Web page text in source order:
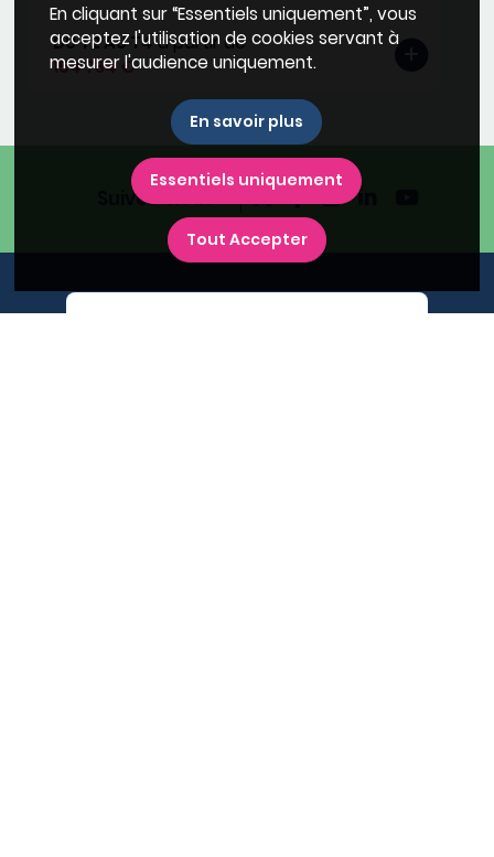
DU T2 AU T4à partir de
154 734 €
Suivez-nous
En cliquant sur “Essentiels uniquement”, vous
acceptez l'utilisation de cookies servant à
mesurer l'audience uniquement.
En savoir plus
Essentiels uniquement
Tout Accepter